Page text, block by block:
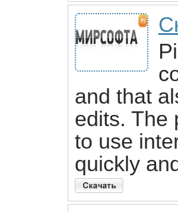
and that
edits. The
to use
quickly